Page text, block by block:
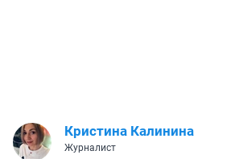
Кристина Калинина
Журналист